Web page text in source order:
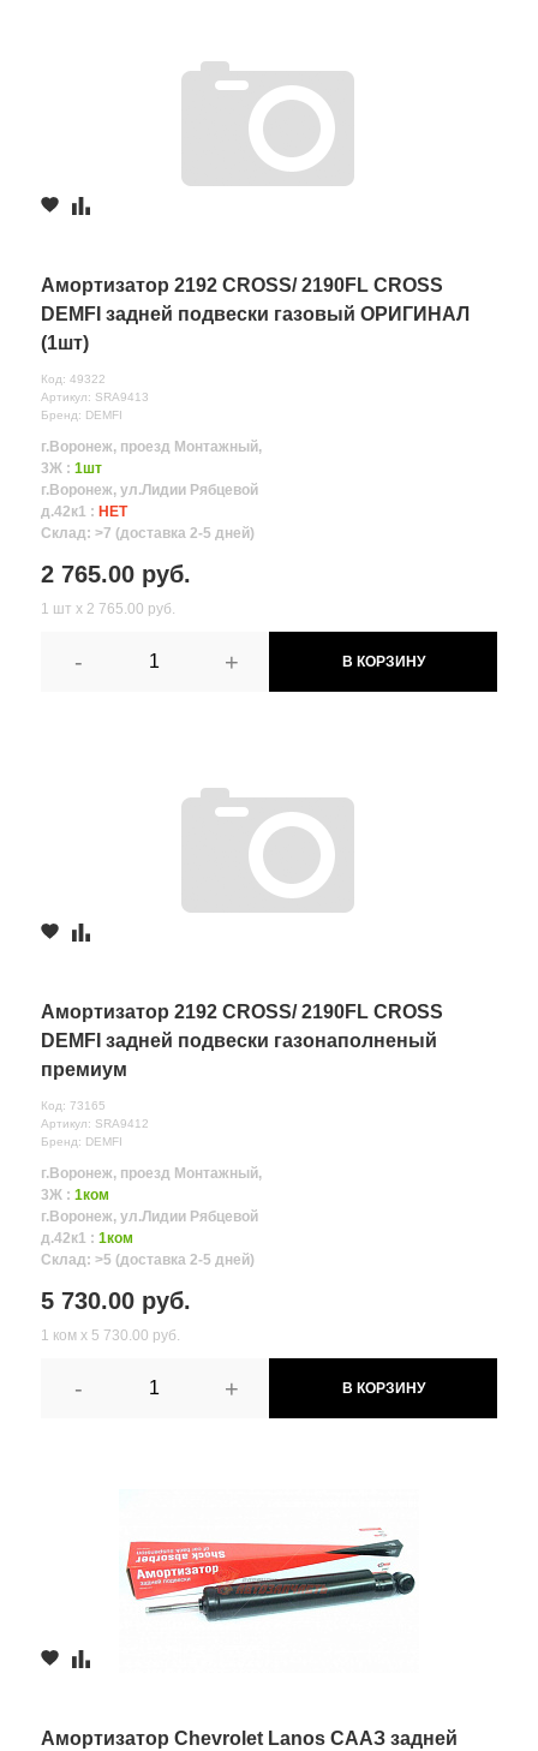
Амортизатор 2192 CROSS/ 2190FL CROSS
DEMFI задней подвески газовый ОРИГИНАЛ
(1шт)
Код: 49322
Артикул: SRA9413
Бренд: DEMFI
г.Воронеж, проезд Монтажный,
3Ж : 1шт
г.Воронеж, ул.Лидии Рябцевой
д.42к1 : НЕТ
Склад: >7 (доставка 2-5 дней)
2 765.00 руб.
1 шт х 2 765.00 руб.
- + В КОРЗИНУ
Амортизатор 2192 CROSS/ 2190FL CROSS
DEMFI задней подвески газонаполненый
премиум
Код: 73165
Артикул: SRA9412
Бренд: DEMFI
г.Воронеж, проезд Монтажный,
3Ж : 1ком
г.Воронеж, ул.Лидии Рябцевой
д.42к1 : 1ком
Склад: >5 (доставка 2-5 дней)
5 730.00 руб.
1 ком х 5 730.00 руб.
- + В КОРЗИНУ
Амортизатор Chevrolet Lanos СААЗ задней